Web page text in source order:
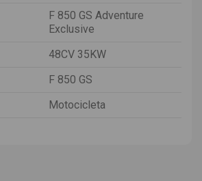
F 850 GS Adventure
Exclusive
48CV 35KW
F 850 GS
Motocicleta